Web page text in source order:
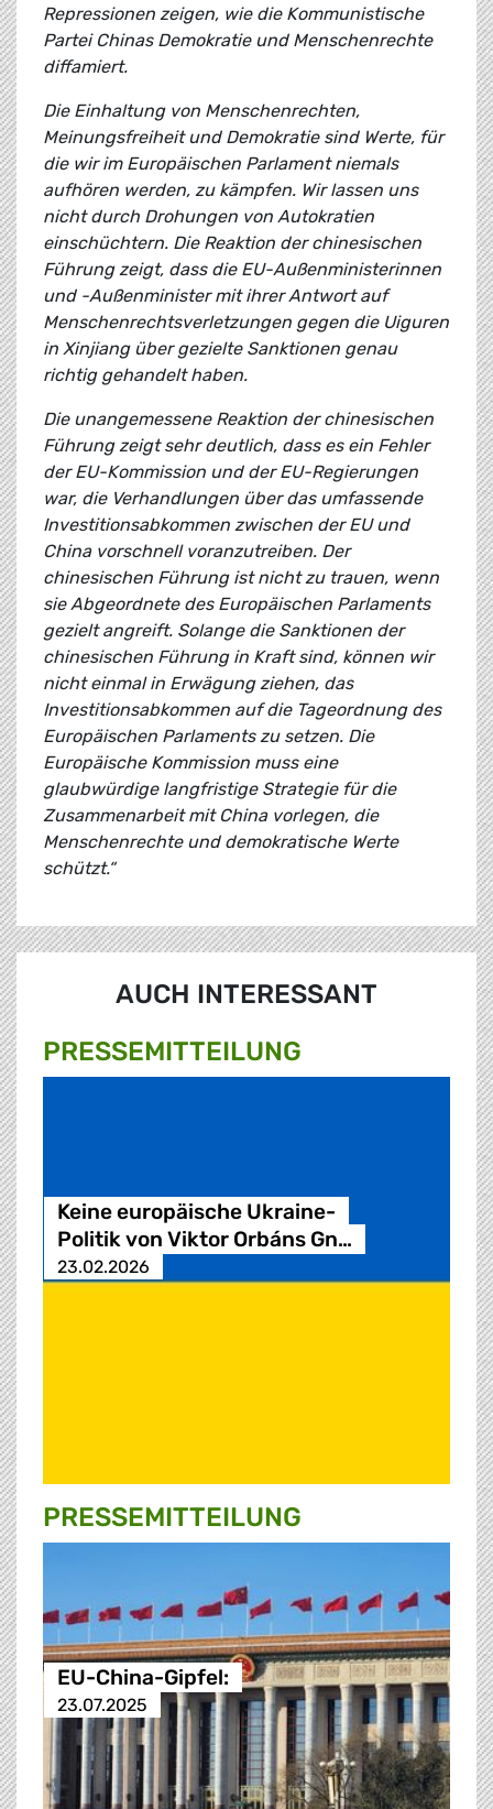
Repressionen zeigen, wie die Kommunistische
Partei Chinas Demokratie und Menschenrechte
diffamiert.
Die Einhaltung von Menschenrechten,
Meinungsfreiheit und Demokratie sind Werte, für
die wir im Europäischen Parlament niemals
aufhören werden, zu kämpfen. Wir lassen uns
nicht durch Drohungen von Autokratien
einschüchtern. Die Reaktion der chinesischen
Führung zeigt, dass die EU-Außenministerinnen
und -Außenminister mit ihrer Antwort auf
Menschenrechtsverletzungen gegen die Uiguren
in Xinjiang über gezielte Sanktionen genau
richtig gehandelt haben.
Die unangemessene Reaktion der chinesischen
Führung zeigt sehr deutlich, dass es ein Fehler
der EU-Kommission und der EU-Regierungen
war, die Verhandlungen über das umfassende
Investitionsabkommen zwischen der EU und
China vorschnell voranzutreiben. Der
chinesischen Führung ist nicht zu trauen, wenn
sie Abgeordnete des Europäischen Parlaments
gezielt angreift. Solange die Sanktionen der
chinesischen Führung in Kraft sind, können wir
nicht einmal in Erwägung ziehen, das
Investitionsabkommen auf die Tageordnung des
Europäischen Parlaments zu setzen. Die
Europäische Kommission muss eine
glaubwürdige langfristige Strategie für die
Zusammenarbeit mit China vorlegen, die
Menschenrechte und demokratische Werte
schützt.“
AUCH INTERESSANT
PRESSE­MITTEILUNG
Keine europäische Ukraine-
Politik von Viktor Orbáns Gn…
23.02.2026
PRESSE­MITTEILUNG
EU-China-Gipfel:
23.07.2025